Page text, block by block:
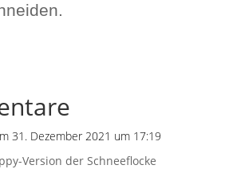
31. Dezember 2021 um 17:19
Version der Schneeflocke